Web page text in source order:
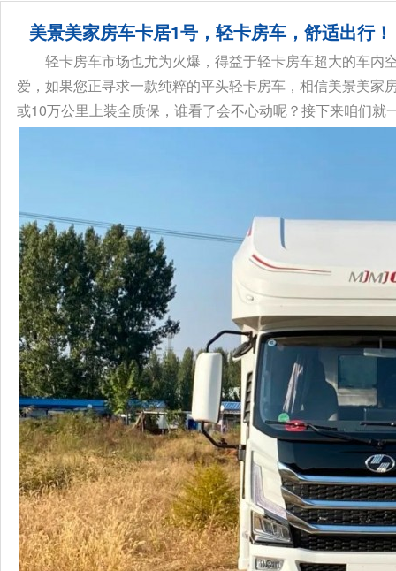
美景美家房车卡居1号，轻卡房车，舒适出行！
轻卡房车市场也尤为火爆，得益于轻卡房车超大的车
爱，如果您正寻求一款纯粹的平头轻卡房车，相信美景美
或10万公里上装全质保，谁看了会不心动呢？接下来咱们就